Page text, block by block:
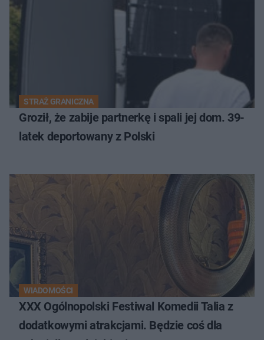
STRAŻ GRANICZNA
Groził, że zabije partnerkę i spali jej dom. 39-
latek deportowany z Polski
WIADOMOŚCI
XXX Ogólnopolski Festiwal Komedii Talia z
dodatkowymi atrakcjami. Będzie coś dla